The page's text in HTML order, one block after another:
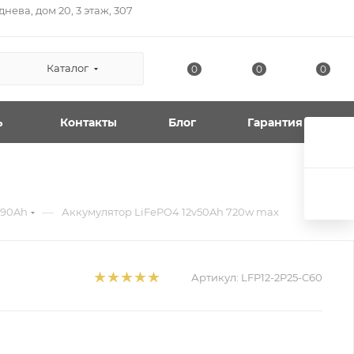
дом 20, 3 этаж, 307
Каталог 0 0 0
Контакты Блог Гарантия
— Аккумулятор LiFePO4 12v50Ah 720w max
Артикул: LFP12-2P25-C60